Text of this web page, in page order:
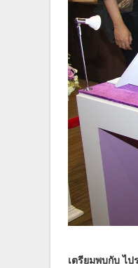
เตรียมพบกับ ไ